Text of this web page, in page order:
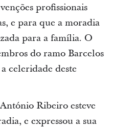
profissionais
e para que a moradia
para a família. O
do ramo Barcelos
celeridade deste
Ribeiro esteve
e expressou a sua